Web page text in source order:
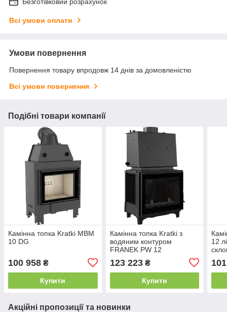
Безготівковий розрахунок
Всі умови оплати
Умови повернення
Повернення товару впродовж 14 днів за домовленістю
Всі умови повернення
Подібні товари компанії
Камінна топка Kratki MBM
10 DG
100 958 ₴
Купити
Камінна топка Kratki з
водяним контуром
FRANEK PW 12
123 223₴
Купити
12
Акційні пропозиції та новинки